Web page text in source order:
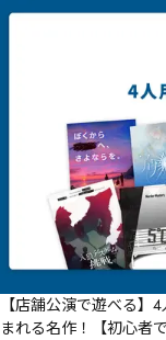
【店舗公演で遊べる
まれる名作！【初心者